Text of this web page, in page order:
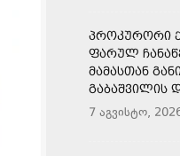
ᲞᲠᲝᲙᲣᲠᲝᲠᲘ
ᲤᲐᲠᲣᲚ
ᲛᲐᲛᲐᲡᲗᲐᲜ
ᲒᲐᲑᲐᲨᲕᲘᲚᲘᲡ
7 აგვისტო,